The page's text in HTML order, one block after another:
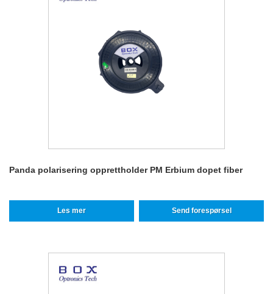
Panda polarisering opprettholder PM Erbium dopet fiber
Les mer Send forespørsel